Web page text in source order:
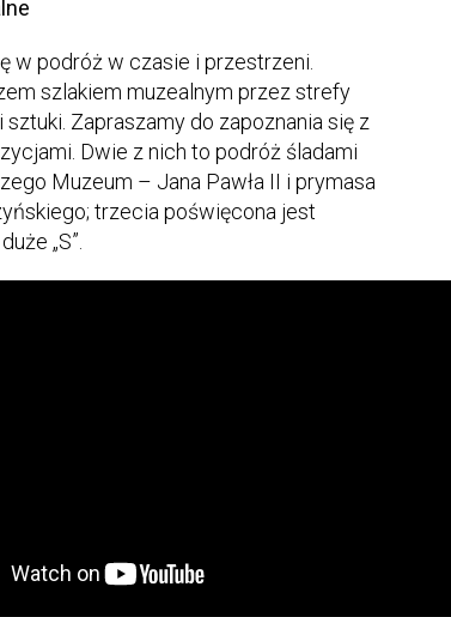
w podróż w czasie i przestrzeni.
szlakiem muzealnym przez strefy
sztuki. Zapraszamy do zapoznania się z
Dwie z nich to podróż śladami
Muzeum – Jana Pawła II i prymasa
trzecia poświęcona jest
„S”.